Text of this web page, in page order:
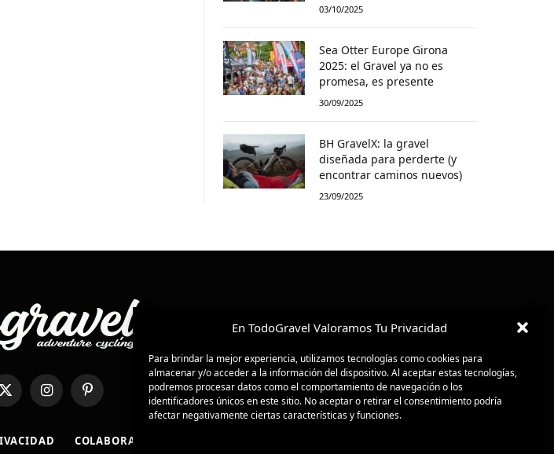
En TodoGravel Valoramos Tu Privacidad
Para brindar la mejor experiencia, utilizamos tecnologías como cookies para
almacenar y/o acceder a la información del dispositivo. Al aceptar estas tecnologías,
podremos procesar datos como el comportamiento de navegación o los
identificadores únicos en este sitio. No aceptar o retirar el consentimiento podría
afectar negativamente ciertas características y funciones.
03/10/2025
Sea Otter Europe Girona
2025: el Gravel ya no es
promesa, es presente
30/09/2025
BH GravelX: la gravel
diseñada para perderte (y
encontrar caminos nuevos)
23/09/2025
X
(Twitter)
InstagramPinterest
COLABORA